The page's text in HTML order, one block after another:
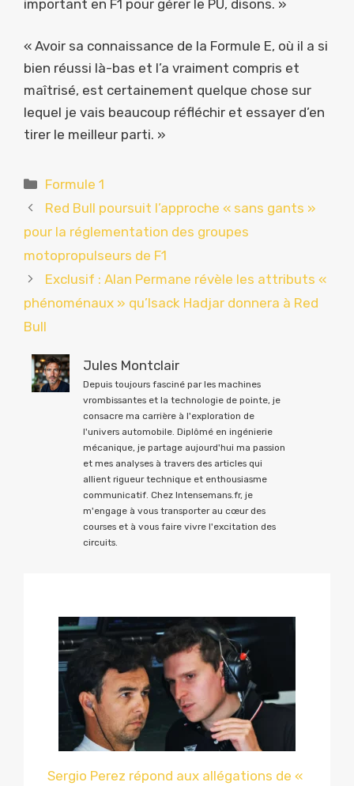
important en F1 pour gérer le PU, disons. »
« Avoir sa connaissance de la Formule E, où il a si
bien réussi là-bas et l’a vraiment compris et
maîtrisé, est certainement quelque chose sur
lequel je vais beaucoup réfléchir et essayer d’en
tirer le meilleur parti. »
Catégories
Formule 1
Red Bull poursuit l’approche « sans gants »
pour la réglementation des groupes
motopropulseurs de F1
Exclusif : Alan Permane révèle les attributs «
phénoménaux » qu’Isack Hadjar donnera à Red
Bull
Jules Montclair
Depuis toujours fasciné par les machines
vrombissantes et la technologie de pointe, je
consacre ma carrière à l'exploration de
l'univers automobile. Diplômé en ingénierie
mécanique, je partage aujourd'hui ma passion
et mes analyses à travers des articles qui
allient rigueur technique et enthousiasme
communicatif. Chez Intensemans.fr, je
m'engage à vous transporter au cœur des
courses et à vous faire vivre l'excitation des
circuits.
Sergio Perez répond aux allégations de «